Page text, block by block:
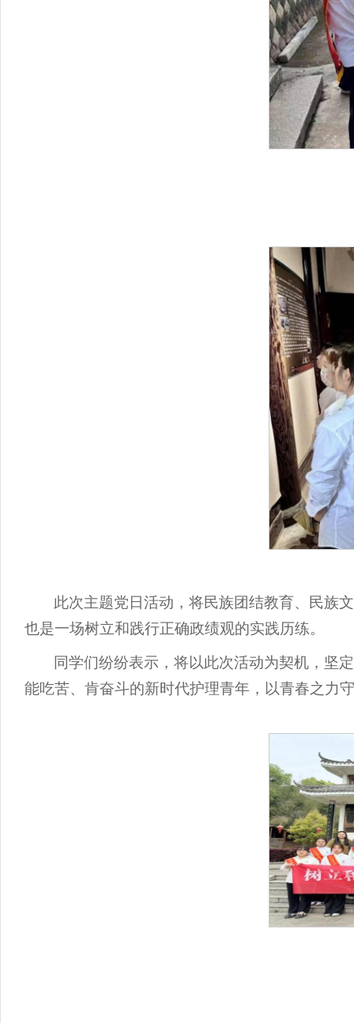
此次主题党日活动，将民族团结教育、民族
也是一场树立和践行正确政绩观的实践历练。
同学们纷纷表示，将以此次活动为契机，坚
能吃苦、肯奋斗的新时代护理青年，以青春之力